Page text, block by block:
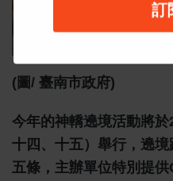
(圖/ 臺南市政府)
今年的神轎遶境活動將
十四、十五）舉行，遶
五條，主辦單位特別提